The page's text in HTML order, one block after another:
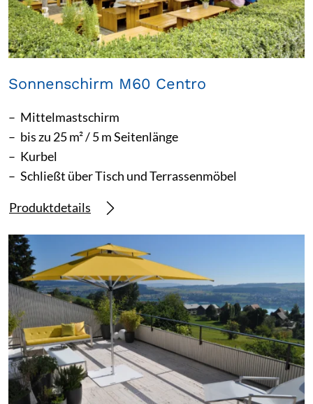
Sonnenschirm M60 Centro
Mittelmastschirm
bis zu 25 m² / 5 m Seitenlänge
Kurbel
Schließt über Tisch und Terrassenmöbel
Produktdetails